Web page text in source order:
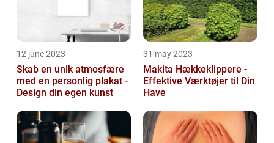
12 june 2023
Skab en unik atmosfære
med en personlig plakat -
Design din egen kunst
31 may 2023
Makita Hækkeklippere -
Effektive Værktøjer til Din
Have